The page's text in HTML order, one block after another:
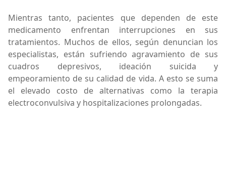
Mientras tanto, pacientes que dependen de este
medicamento enfrentan interrupciones en sus
tratamientos. Muchos de ellos, según denuncian los
especialistas, están sufriendo agravamiento de sus
cuadros depresivos, ideación suicida y
empeoramiento de su calidad de vida. A esto se suma
el elevado costo de alternativas como la terapia
electroconvulsiva y hospitalizaciones prolongadas.